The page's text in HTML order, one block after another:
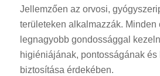
Jellemzően az orvosi,
területeken alkalmazzák. Minden
legnagyobb gondossággal
higiéniájának, pontosságának
biztosítása érdekében.